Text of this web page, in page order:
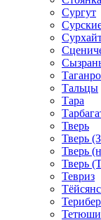
Сургут
Тальцы
Тара
Тверь
Тверь
Тверь
Тверь
Тевриз
Тетюши